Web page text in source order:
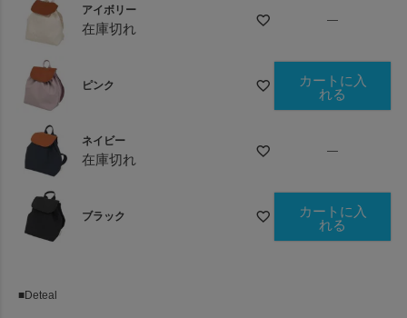
アイボリー
在庫切れ
—
ピンク
カートに入
れる
ネイビー
在庫切れ
—
ブラック
カートに入
れる
■Deteal